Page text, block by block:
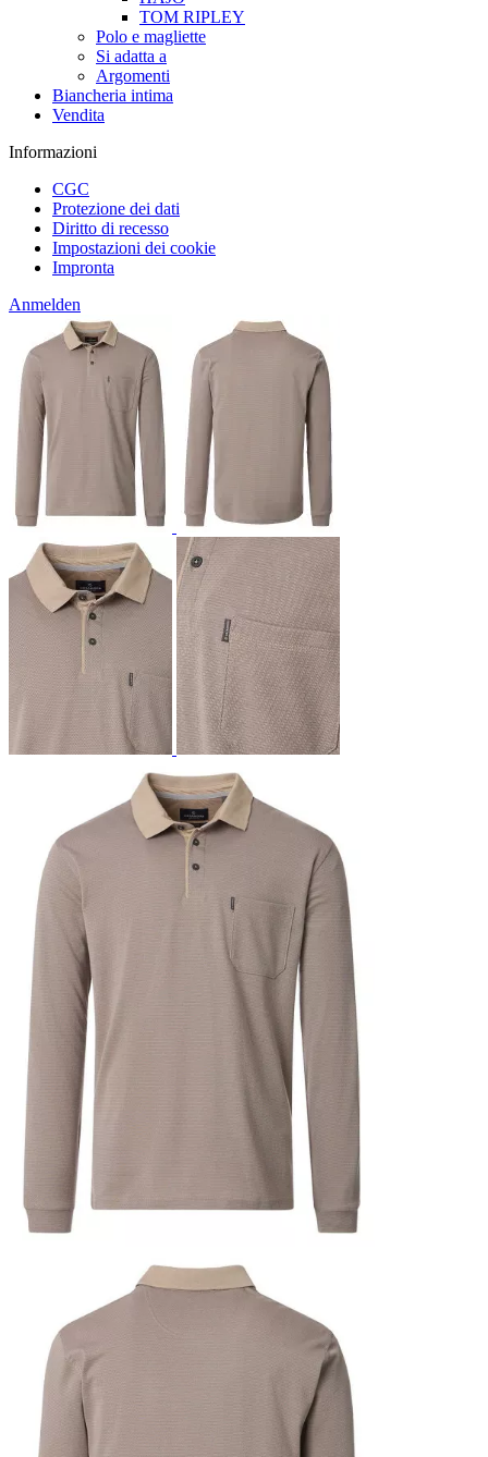
TOM RIPLEY
Polo e magliette
Si adatta a
Argomenti
Biancheria intima
Vendita
Informazioni
CGC
Protezione dei dati
Diritto di recesso
Impostazioni dei cookie
Impronta
Anmelden